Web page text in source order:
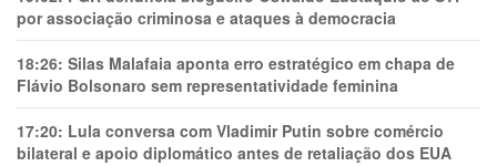
por associação criminosa e ataques à democracia
18:26: Silas Malafaia aponta erro estratégico em chapa de
Flávio Bolsonaro sem representatividade feminina
17:20: Lula conversa com Vladimir Putin sobre comércio
bilateral e apoio diplomático antes de retaliação dos EUA